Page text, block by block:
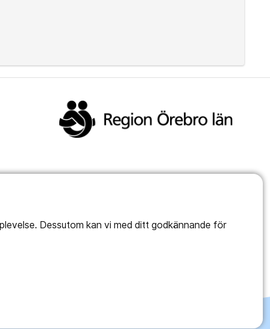
Dessutom kan vi med ditt godkännande för